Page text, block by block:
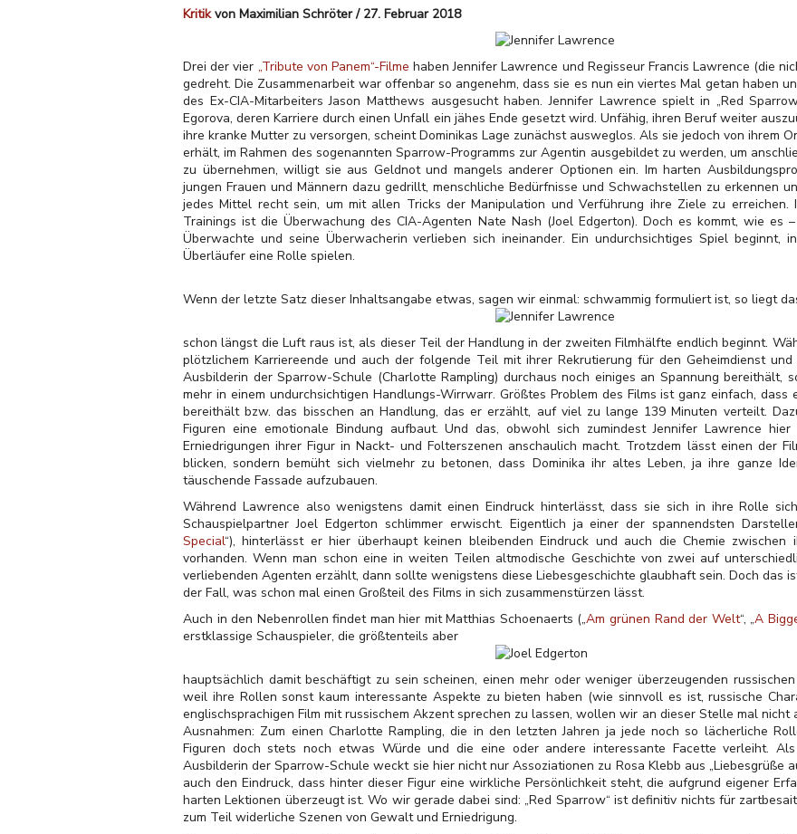
Kritikvon Maximilian Schröter / 27. Februar 2018
Drei der vier „Tribute von Panem“-Filme haben Jennifer Lawrence und Regisseur Francis Lawrence (die
gedreht. Die Zusammenarbeit war offenbar so angenehm, dass sie es nun ein viertes Mal getan haben
des Ex-CIA-Mitarbeiters Jason Matthews ausgesucht haben. Jennifer Lawrence spielt in „Red
Egorova, deren Karriere durch einen Unfall ein jähes Ende gesetzt wird. Unfähig, ihren Beruf weiter
ihre kranke Mutter zu versorgen, scheint Dominikas Lage zunächst ausweglos. Als sie jedoch von ihrem
erhält, im Rahmen des sogenannten Sparrow-Programms zur Agentin ausgebildet zu werden, um
zu übernehmen, willigt sie aus Geldnot und mangels anderer Optionen ein. Im harten
jungen Frauen und Männern dazu gedrillt, menschliche Bedürfnisse und Schwachstellen zu erkennen
jedes Mittel recht sein, um mit allen Tricks der Manipulation und Verführung ihre Ziele zu
Trainings ist die Überwachung des CIA-Agenten Nate Nash (Joel Edgerton). Doch es kommt, wie es
Überwachte und seine Überwacherin verlieben sich ineinander. Ein undurchsichtiges Spiel beginnt,
Überläufer eine Rolle spielen.
Wenn der letzte Satz dieser Inhaltsangabe etwas, sagen wir einmal: schwammig formuliert ist, so liegt
schon längst die Luft raus ist, als dieser Teil der Handlung in der zweiten Filmhälfte endlich beginnt.
plötzlichem Karriereende und auch der folgende Teil mit ihrer Rekrutierung für den Geheimdienst
Ausbilderin der Sparrow-Schule (Charlotte Rampling) durchaus noch einiges an Spannung bereithält,
mehr in einem undurchsichtigen Handlungs-Wirrwarr. Größtes Problem des Films ist ganz einfach,
bereithält bzw. das bisschen an Handlung, das er erzählt, auf viel zu lange 139 Minuten verteilt.
Figuren eine emotionale Bindung aufbaut. Und das, obwohl sich zumindest Jennifer Lawrence
Erniedrigungen ihrer Figur in Nackt- und Folterszenen anschaulich macht. Trotzdem lässt einen der
blicken, sondern bemüht sich vielmehr zu betonen, dass Dominika ihr altes Leben, ja ihre ganze
täuschende Fassade aufzubauen.
Während Lawrence also wenigstens damit einen Eindruck hinterlässt, dass sie sich in ihre Rolle
Schauspielpartner Joel Edgerton schlimmer erwischt. Eigentlich ja einer der spannendsten
Special“), hinterlässt er hier überhaupt keinen bleibenden Eindruck und auch die Chemie
vorhanden. Wenn man schon eine in weiten Teilen altmodische Geschichte von zwei auf
verliebenden Agenten erzählt, dann sollte wenigstens diese Liebesgeschichte glaubhaft sein. Doch das
der Fall, was schon mal einen Großteil des Films in sich zusammenstürzen lässt.
Auch in den Nebenrollen findet man hier mit Matthias Schoenaerts („Am grünen Rand der Welt“, „A
erstklassige Schauspieler, die größtenteils aber
hauptsächlich damit beschäftigt zu sein scheinen, einen mehr oder weniger überzeugenden
weil ihre Rollen sonst kaum interessante Aspekte zu bieten haben (wie sinnvoll es ist, russische
englischsprachigen Film mit russischem Akzent sprechen zu lassen, wollen wir an dieser Stelle mal nicht
Ausnahmen: Zum einen Charlotte Rampling, die in den letzten Jahren ja jede noch so lächerliche
Figuren doch stets noch etwas Würde und die eine oder andere interessante Facette verleiht.
Ausbilderin der Sparrow-Schule weckt sie hier nicht nur Assoziationen zu Rosa Klebb aus „Liebesgrüße
auch den Eindruck, dass hinter dieser Figur eine wirkliche Persönlichkeit steht, die aufgrund eigener
harten Lektionen überzeugt ist.Wo wir gerade dabei sind: „Red Sparrow“ ist definitiv nichts für
zum Teil widerliche Szenen von Gewalt und Erniedrigung.